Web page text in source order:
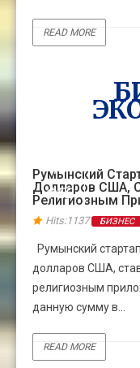
READ MORE
Румынский
Долларов США,
Религиозным
Hits:1137 БИЗНЕС
Румынский
долларов США,
религиозным
данную сумму в...
19
ФЕВ
READ MORE